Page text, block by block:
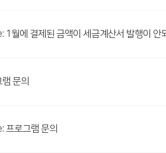
1월에 결제된 금액이 세금계산서 발행이 안
문의
프로그램 문의